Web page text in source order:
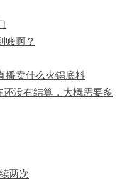
账啊？
播卖什么火锅底料
没有结算，大概需要多
两次